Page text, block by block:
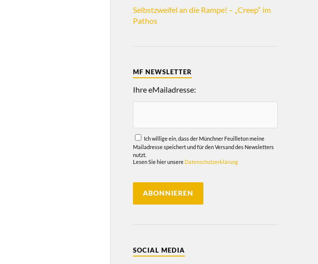
Selbstzweifel an die Rampe! – „Creep“ im
Pathos
MF NEWSLETTER
Ihre eMailadresse:
Ich willige ein, dass der Münchner Feuilleton meine
Mailadresse speichert und für den Versand des Newsletters
nutzt.
Lesen Sie hier unsere Datenschutzerklärung
SOCIAL MEDIA